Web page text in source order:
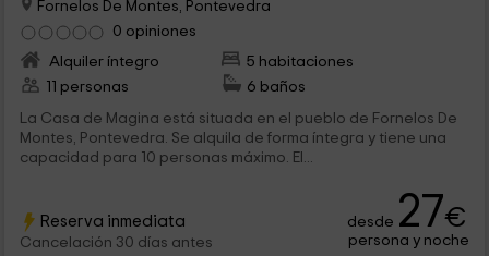
Fornelos De Montes, Pontevedra
0 opiniones
Alquiler íntegro
5 habitaciones
11 personas
6 baños
La Casa de Magina está situada en el pueblo de Fornelos De
Montes, Pontevedra. Se alquila de forma íntegra y tiene una
capacidad para 10 personas máximo. El...
Reserva inmediata
Cancelación 30 días antes
desde 27€
persona y noche